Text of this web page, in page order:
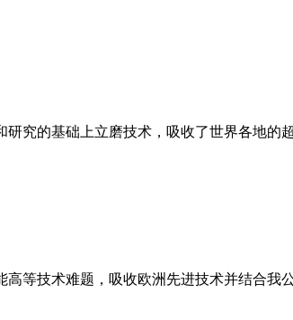
究的基础上立磨技术，吸收了世界各地
等技术难题，吸收欧洲先进技术并结合